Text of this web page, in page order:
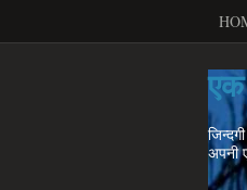
एक
अपनी